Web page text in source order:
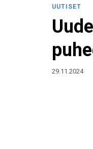
UUTISET
29.11.2024